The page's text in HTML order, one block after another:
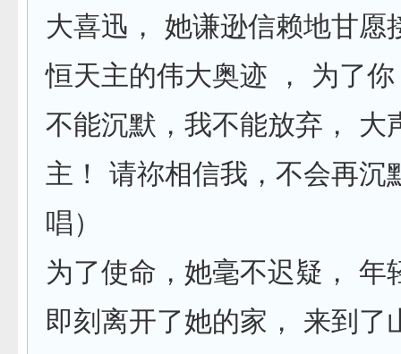
大喜迅， 她谦逊信赖地甘愿
恒天主的伟大奥迹 ， 为了
不能沉默，我不能放弃， 大
主！ 请祢相信我，不会再沉
唱）
为了使命，她毫不迟疑， 年
即刻离开了她的家， 来到了